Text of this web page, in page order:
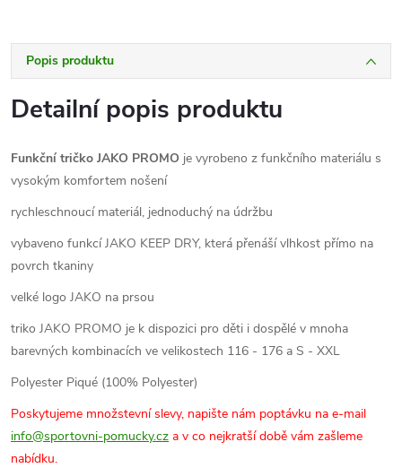
Popis produktu
Detailní popis produktu
Funkční tričko JAKO PROMO je vyrobeno z funkčního materiálu s
vysokým komfortem nošení
rychleschnoucí materiál, jednoduchý na údržbu
vybaveno funkcí JAKO KEEP DRY, která přenáší vlhkost přímo na
povrch tkaniny
velké logo JAKO na prsou
triko JAKO PROMO je k dispozici pro děti i dospělé v mnoha
barevných kombinacích ve velikostech 116 - 176 a S - XXL
Polyester Piqué (100% Polyester)
Poskytujeme množstevní slevy, napište nám poptávku na e-mail
info@sportovni-pomucky.cz a v co nejkratší době vám zašleme
nabídku.